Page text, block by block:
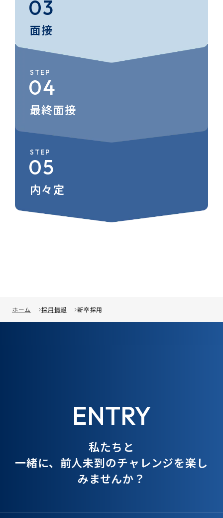
面接
STEP
最終面接
STEP
内々定
ホーム 採用情報 新卒採用
ENTRY
私たちと
一緒に、前人未到のチャレンジを楽し
みませんか？